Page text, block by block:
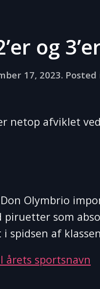
og
17, 2023. Posted
netop afviklet
Olymbrio
som
af
årets sportsnavn